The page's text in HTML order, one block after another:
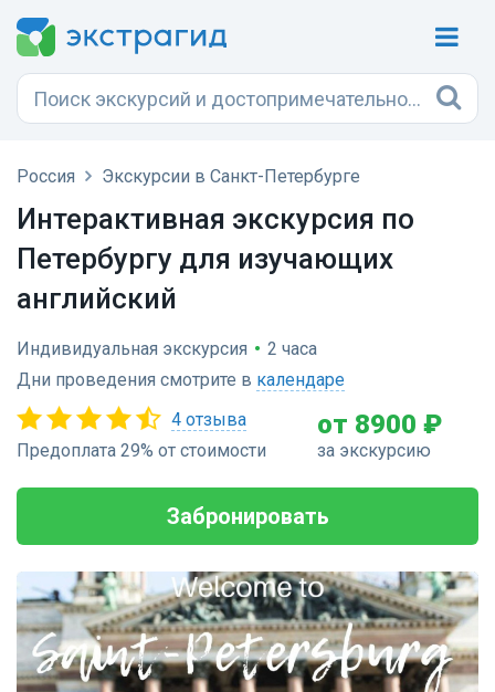
Россия Экскурсии в Санкт-Петербурге
Интерактивная экскурсия по
Петербургу для изучающих
английский
Индивидуальная экскурсия • 2 часа
Дни проведения смотрите в календаре
4 отзыва
Предоплата 29% от стоимости
от 8900 ₽
за экскурсию
Забронировать